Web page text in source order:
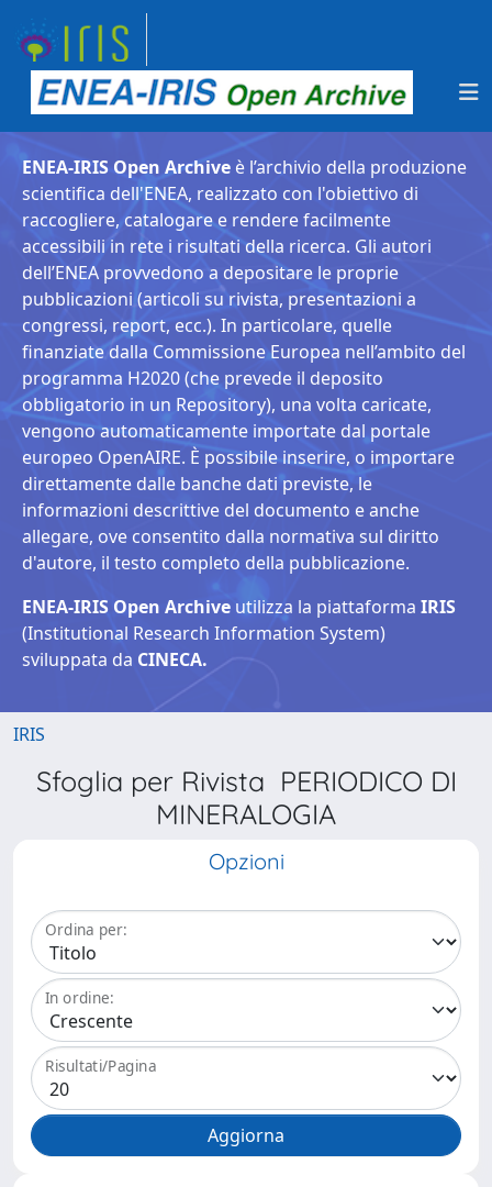
ENEA-IRIS Open Archive è l’archivio della produzione
scientifica dell'ENEA, realizzato con l'obiettivo di
raccogliere, catalogare e rendere facilmente
accessibili in rete i risultati della ricerca. Gli autori
dell’ENEA provvedono a depositare le proprie
pubblicazioni (articoli su rivista, presentazioni a
congressi, report, ecc.). In particolare, quelle
finanziate dalla Commissione Europea nell’ambito del
programma H2020 (che prevede il deposito
obbligatorio in un Repository), una volta caricate,
vengono automaticamente importate dal portale
europeo OpenAIRE. È possibile inserire, o importare
direttamente dalle banche dati previste, le
informazioni descrittive del documento e anche
allegare, ove consentito dalla normativa sul diritto
d'autore, il testo completo della pubblicazione.
ENEA-IRIS Open Archive utilizza la piattaforma IRIS
(Institutional Research Information System)
sviluppata da CINECA.
IRIS
Sfoglia per Rivista PERIODICO DI
MINERALOGIA
Opzioni
Ordina per:
In ordine:
Risultati/Pagina